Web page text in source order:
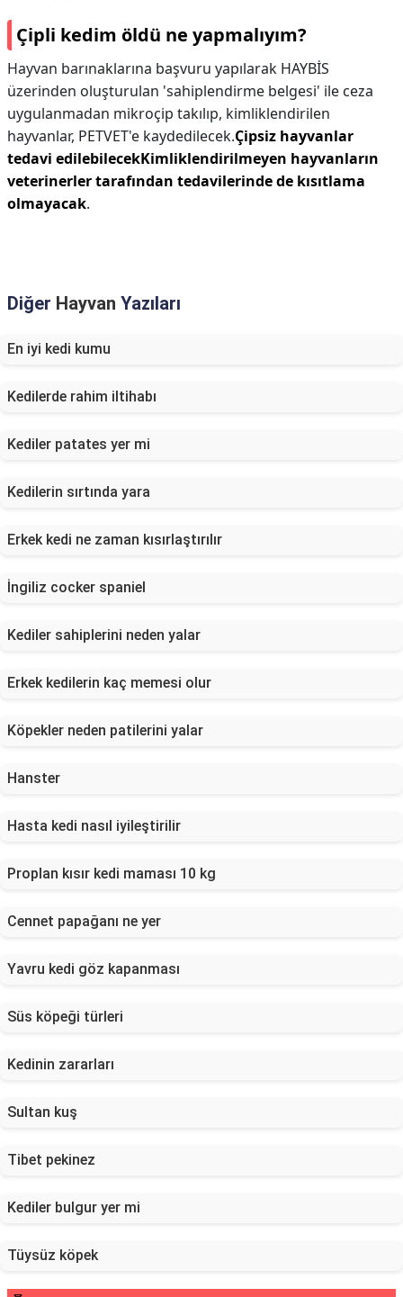
Çipli kedim öldü ne yapmalıyım?
Hayvan barınaklarına başvuru yapılarak HAYBİS
üzerinden oluşturulan 'sahiplendirme belgesi' ile ceza
uygulanmadan mikroçip takılıp, kimliklendirilen
hayvanlar, PETVET'e kaydedilecek.Çipsiz hayvanlar
tedavi edilebilecekKimliklendirilmeyen hayvanların
veterinerler tarafından tedavilerinde de kısıtlama
olmayacak.
Diğer Hayvan Yazıları
En iyi kedi kumu
Kedilerde rahim iltihabı
Kediler patates yer mi
Kedilerin sırtında yara
Erkek kedi ne zaman kısırlaştırılır
İngiliz cocker spaniel
Kediler sahiplerini neden yalar
Erkek kedilerin kaç memesi olur
Köpekler neden patilerini yalar
Hanster
Hasta kedi nasıl iyileştirilir
Proplan kısır kedi maması 10 kg
Cennet papağanı ne yer
Yavru kedi göz kapanması
Süs köpeği türleri
Kedinin zararları
Sultan kuş
Tibet pekinez
Kediler bulgur yer mi
Tüysüz köpek